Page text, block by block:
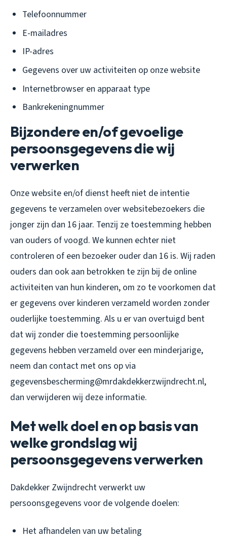
Telefoonnummer
E-mailadres
IP-adres
Gegevens over uw activiteiten op onze website
Internetbrowser en apparaat type
Bankrekeningnummer
Bijzondere en/of gevoelige
persoonsgegevens die wij
verwerken
Onze website en/of dienst heeft niet de intentie
gegevens te verzamelen over websitebezoekers die
jonger zijn dan 16 jaar. Tenzij ze toestemming hebben
van ouders of voogd. We kunnen echter niet
controleren of een bezoeker ouder dan 16 is. Wij raden
ouders dan ook aan betrokken te zijn bij de online
activiteiten van hun kinderen, om zo te voorkomen dat
er gegevens over kinderen verzameld worden zonder
ouderlijke toestemming. Als u er van overtuigd bent
dat wij zonder die toestemming persoonlijke
gegevens hebben verzameld over een minderjarige,
neem dan contact met ons op via
gegevensbescherming@mrdakdekkerzwijndrecht.nl,
dan verwijderen wij deze informatie.
Met welk doel en op basis van
welke grondslag wij
persoonsgegevens verwerken
Dakdekker Zwijndrecht verwerkt uw
persoonsgegevens voor de volgende doelen:
Het afhandelen van uw betaling